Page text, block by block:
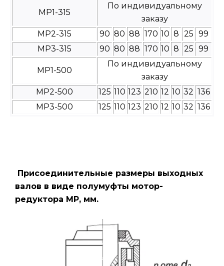
МР1-315
По индивидуальному
заказу
МР2-315
90 80 88 170 10 8 25 99
МР3-315
90 80 88 170 10 8 25 99
МР1-500
По индивидуальному
заказу
МР2-500
125 110 123 210 12 10 32 136
МР3-500
125 110 123 210 12 10 32 136
Присоединительные размеры выходных
валов в виде полумуфты мотор-
редуктора МР, мм.